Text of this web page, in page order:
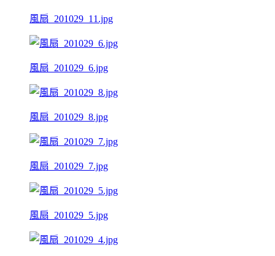
風扇_201029_11.jpg
風扇_201029_6.jpg
風扇_201029_8.jpg
風扇_201029_7.jpg
風扇_201029_5.jpg